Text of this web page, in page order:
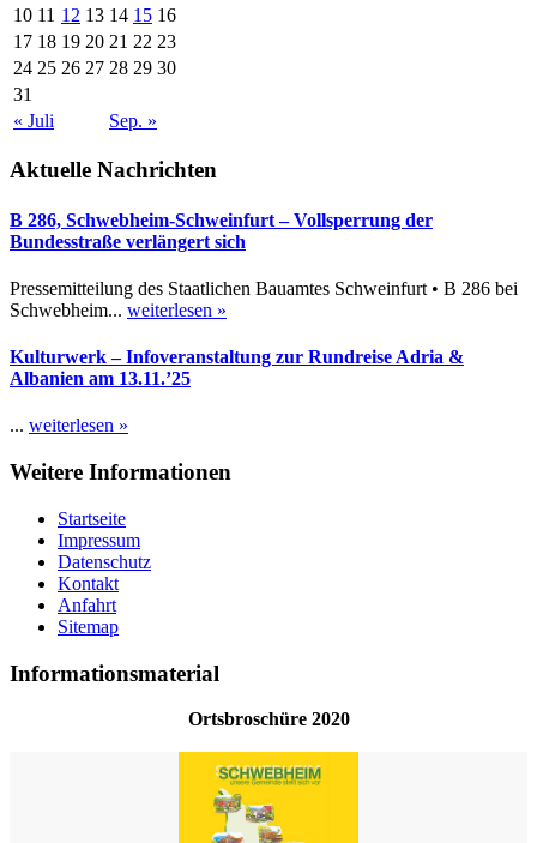
10 11 12 13 14 15 16
17 18 19 20 21 22 23
24 25 26 27 28 29 30
31
« Juli
Sep. »
Aktuelle Nachrichten
B 286, Schwebheim-Schweinfurt – Vollsperrung der
Bundesstraße verlängert sich
Pressemitteilung des Staatlichen Bauamtes Schweinfurt • B 286 bei
Schwebheim... weiterlesen »
Kulturwerk – Infoveranstaltung zur Rundreise Adria &
Albanien am 13.11.’25
... weiterlesen »
Weitere Informationen
Startseite
Impressum
Datenschutz
Kontakt
Anfahrt
Sitemap
Informationsmaterial
Ortsbroschüre 2020